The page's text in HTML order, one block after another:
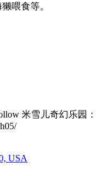
喂食等。
米雪儿奇幻乐园：
USA